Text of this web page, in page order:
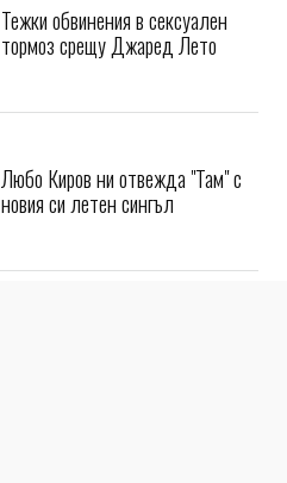
Тежки обвинения в сексуален
тормоз срещу Джаред Лето
Любо Киров ни отвежда "Там" с
новия си летен сингъл